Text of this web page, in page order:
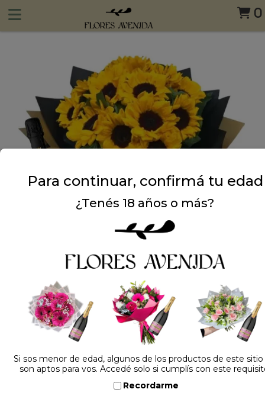
0
Dejá tu opinión
NOMBRE
Para continuar, confirmá tu edad
¿Tenés 18 años o más?
Si sos menor de edad, algunos de los productos de este
son aptos para vos. Accedé solo si cumplís con este
Recordarme